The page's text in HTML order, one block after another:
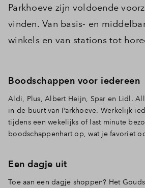
Parkhoeve zijn voldoende
vinden. Van basis- en
winkels en van stations tot
Boodschappen voor iedereen
Aldi, Plus, Albert Heijn, Spar en Lidl.
in de buurt van Parkhoeve. Werkelijk
tijdens een wekelijks of last minute
boodschappenhart op, wat je favoriet
Een dagje uit
Toe aan een dagje shoppen? Het